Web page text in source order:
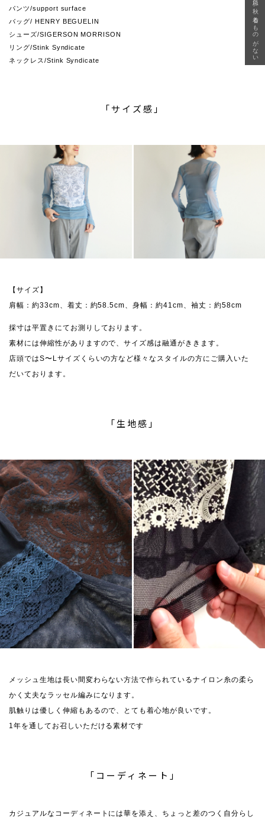
パンツ/support surface
バッグ/ HENRY BEGUELIN
シューズ/SIGERSON MORRISON
リング/Stink Syndicate
ネックレス/Stink Syndicate
「サイズ感」
【サイズ】
肩幅：約33cm、着丈：約58.5cm、身幅：約41cm、袖丈：約58cm
採寸は平置きにてお測りしております。
素材には伸縮性がありますので、サイズ感は融通がききます。
店頭ではS〜Lサイズくらいの方など様々なスタイルの方にご購入いた
だいております。
「生地感」
メッシュ生地は長い間変わらない方法で作られているナイロン糸の柔ら
かく丈夫なラッセル編みになります。
肌触りは優しく伸縮もあるので、とても着心地が良いです。
1年を通してお召しいただける素材です
「コーディネート」
カジュアルなコーディネートには華を添え、ちょっと差のつく自分らし
急に秋、着るものがない